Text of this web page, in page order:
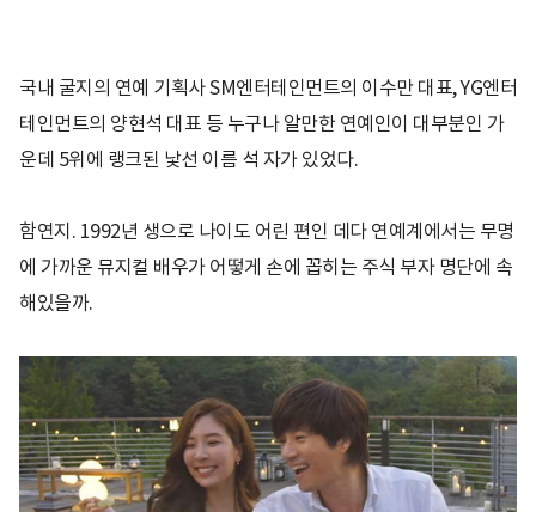
국내 굴지의 연예 기획사 SM엔터테인먼트의 이수만 대표, YG엔터
테인먼트의 양현석 대표 등 누구나 알만한 연예인이 대부분인 가
운데 5위에 랭크된 낯선 이름 석 자가 있었다.
함연지. 1992년 생으로 나이도 어린 편인 데다 연예계에서는 무명
에 가까운 뮤지컬 배우가 어떻게 손에 꼽히는 주식 부자 명단에 속
해있을까.